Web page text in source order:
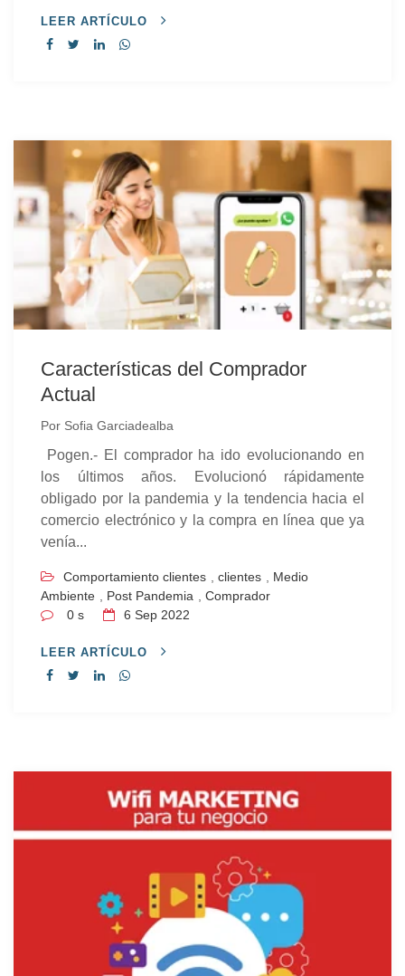
LEER ARTÍCULO
Características del Comprador
Actual
Por Sofia Garciadealba
Pogen.-El comprador ha ido evolucionando en
los últimos años. Evolucionó rápidamente
obligado por la pandemia y la tendencia hacia el
comercio electrónico y la compra en línea que ya
venía...
Comportamiento clientes clientes
Medio
Ambiente
Post Pandemia
Comprador
0 s
6 Sep 2022
LEER ARTÍCULO